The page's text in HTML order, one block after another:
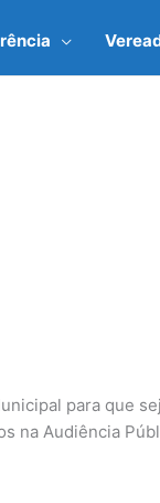
para que
na Audiência